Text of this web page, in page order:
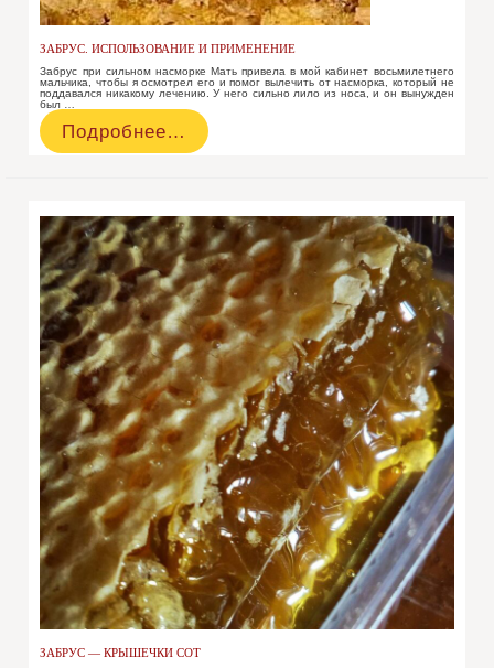
ЗАБРУС. ИСПОЛЬЗОВАНИЕ И ПРИМЕНЕНИЕ
Забрус при сильном насморке Мать привела в мой кабинет восьмилетнего
мальчика, чтобы я осмотрел его и помог вылечить от насморка, который не
поддавался никакому лечению. У него сильно лило из носа, и он вынужден
был …
Забрус.
Использование
Подробнее…
ЗАБРУС — КРЫШЕЧКИ СОТ